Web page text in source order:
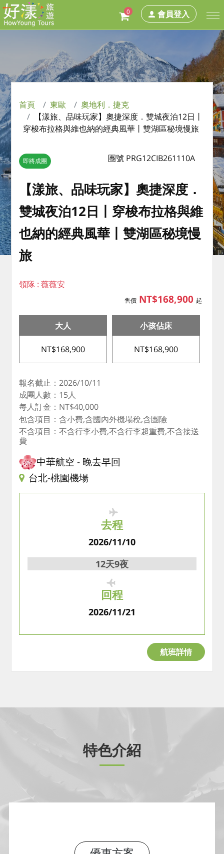
0 會員登入
首頁 東歐
奧地利．捷克
【漾旅、品味玩家】奧捷深度．雙城夜泊12日丨
穿梭布拉格與維也納的經典風華丨雙湖區秘境慢旅
即將成團 團號 PRG12CIB261110A
【漾旅、品味玩家】奧捷深度．
雙城夜泊12日丨穿梭布拉格與維
也納的經典風華丨雙湖區秘境慢
旅
領隊 : 薇薇安
售價NT$168,900 起
大人
NT$168,900
小孩佔床
NT$168,900
報名截止：2026/10/11
成團人數：15人
每人訂金：NT$40,000
包含項目：含小費,含國內外機場稅,含團險
不含項目：不含行李小費,不含行李超重費,不含接送
費
中華航空
晚去早回
台北-桃園機場
去程
2026/11/10
12天9夜
回程
2026/11/21
航班詳情
特色介紹